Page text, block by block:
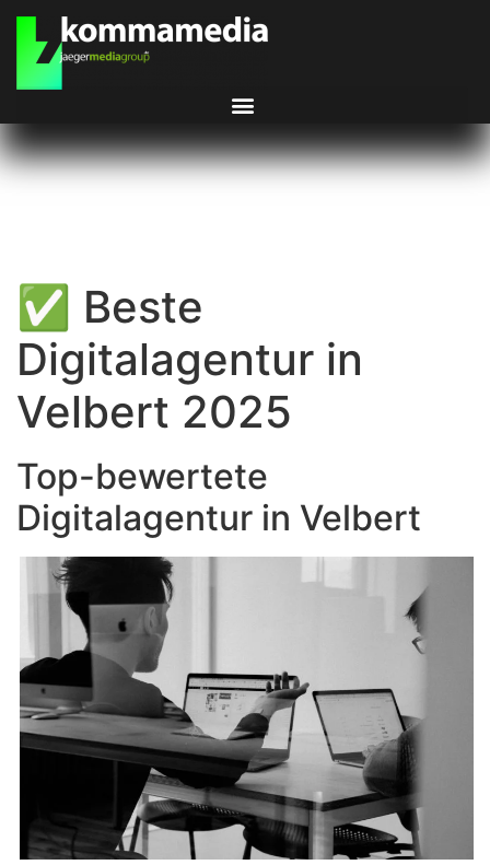
✅ Beste
Digitalagentur in
Velbert 2025
Top-bewertete
Digitalagentur in Velbert